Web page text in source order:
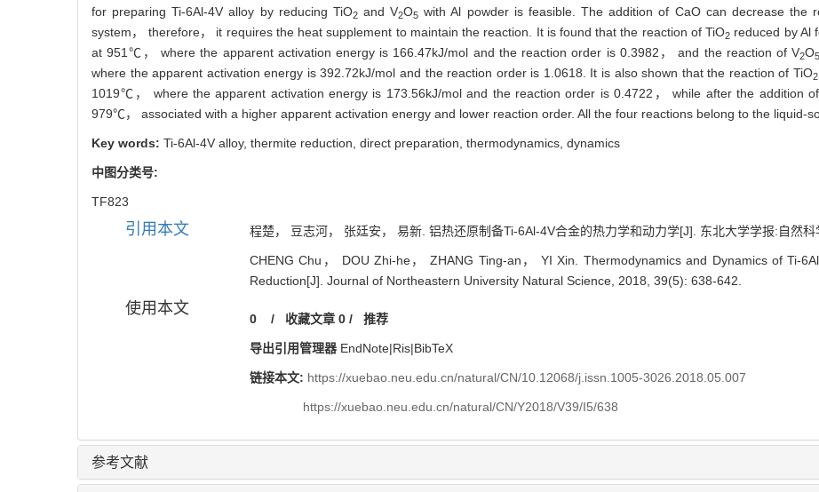
for preparing Ti-6Al-4V alloy by reducing TiO2and V2O5 with Al powder is feasible. The addition of CaO can decrease the
system， therefore， it requires the heat supplement to maintain the reaction. It is found that the reaction of TiO2 reduced by Al
at 951℃， where the apparent activation energy is 166.47kJ/mol and the reaction order is 0.3982， and the reaction of V2O5
where the apparent activation energy is 392.72kJ/mol and the reaction order is 1.0618. It is also shown that the reaction of TiO2
1019℃， where the apparent activation energy is 173.56kJ/mol and the reaction order is 0.4722， while after the addition
979℃， associated with a higher apparent activation energy and lower reaction order. All the four reactions belong to the liquid-
Key words: Ti-6Al-4V alloy, thermite reduction, direct preparation, thermodynamics, dynamics
中图分类号:
TF823
引用本文 程楚， 豆志河， 张廷安， 易新. 铝热还原制备Ti-6Al-4V合金的热力学和动力学[J]. 东北大学学报:自然
CHENG Chu， DOU Zhi-he， ZHANG Ting-an， YI Xin. Thermodynamics and Dynamics of Ti-
Reduction[J]. Journal of Northeastern University Natural Science, 2018, 39(5): 638-642.
使用本文
0 / 收藏文章 0 / 推荐
导出引用管理器 EndNote|Ris|BibTeX
链接本文: https://xuebao.neu.edu.cn/natural/CN/10.12068/j.issn.1005-3026.2018.05.007
https://xuebao.neu.edu.cn/natural/CN/Y2018/V39/I5/638
参考文献